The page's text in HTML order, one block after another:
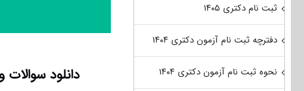
دانلود سوالات و
ثبت نام دکتری ۱۴۰۵
دفترچه ثبت نام آزمون دکتری ۱۴۰۴
نحوه ثبت نام آزمون دکتری ۱۴۰۴